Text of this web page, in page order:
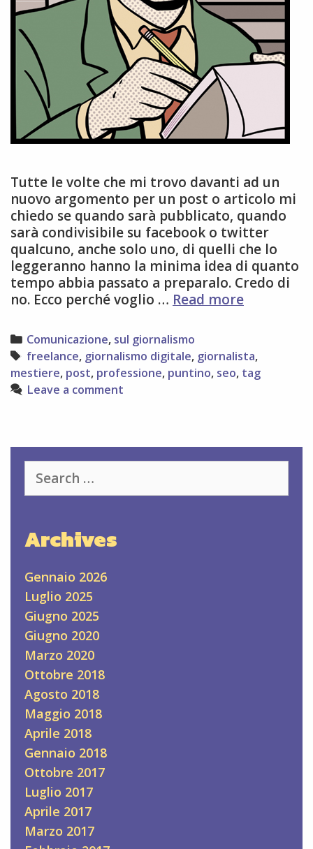
Tutte le volte che mi trovo davanti ad un
nuovo argomento per un post o articolo mi
chiedo se quando sarà pubblicato, quando
sarà condivisibile su facebook o twitter
qualcuno, anche solo uno, di quelli che lo
leggeranno hanno la minima idea di quanto
tempo abbia passato a preparalo. Credo di
no. Ecco perché voglio … Read moreI
i:
perchè
non
di
postare
articolo
Categories
Comunicazione, sul giornalismo
Tags
freelance, giornalismo digitale, giornalista,
mestiere, post, professione, puntino, seo, tag
Leave a comment
for:
Archives
Gennaio 2026
Luglio 2025
Giugno 2025
Giugno 2020
Marzo 2020
Ottobre 2018
Agosto 2018
Maggio 2018
Aprile 2018
Gennaio 2018
Ottobre 2017
Luglio 2017
Aprile 2017
Marzo 2017